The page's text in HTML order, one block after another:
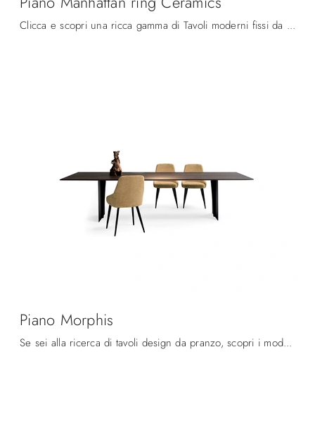
Clicca e scopri una ricca gamma di Tavoli moderni fissi da pranzo! Il modello Piano Manhattan ring Ceramics di Devina Nais ti aspetta.
Piano Morphis
Se sei alla ricerca di tavoli design da pranzo, scopri i modelli fissi di Devina Nais: clicca e scopri il modello Piano Morphis in legno.